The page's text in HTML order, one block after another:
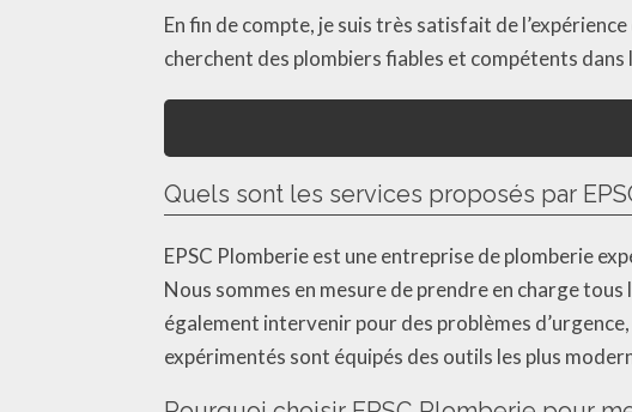
En fin de compte, je suis très satisfait de
cherchent des plombiers fiables et compétents
Quels sont les services proposés par
EPSC Plomberie est une entreprise de plomberie
Nous sommes en mesure de prendre en charge
également intervenir pour des problèmes
expérimentés sont équipés des outils les plus